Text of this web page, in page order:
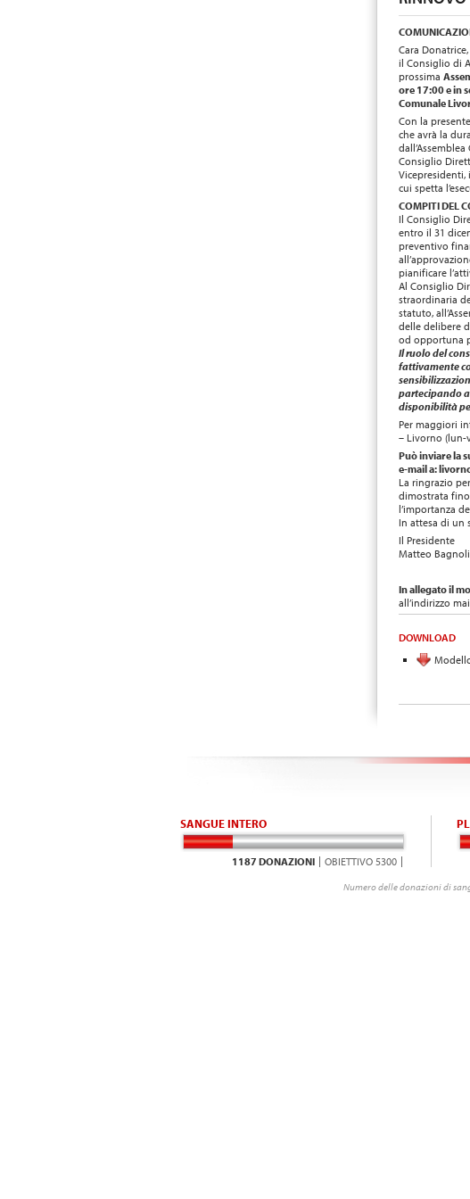
Cara
il Consiglio di
prossima
ore 17:00 e in
Comunale
Con la
che avrà la
Consiglio
Vicepresidenti,
cui spetta
COMPITI DEL
Il Consiglio
entro il 31
preventivo
pianificare
Al Consiglio
straordinaria
statuto,
delle delibere
od opportuna
Il ruolo del
fattivamente
partecipando
disponibilità
Per maggiori
– Livorno (lun-
Può inviare la
e-mail a:
La ringrazio
dimostrata
l’importanza
In attesa di un
Il Presidente
Matteo Bagnoli
In allegato il
all’indirizzo
DOWNLOAD
SANGUE INTERO
1187 DONAZIONI OBIETTIVO 5300
Numero delle donazioni di